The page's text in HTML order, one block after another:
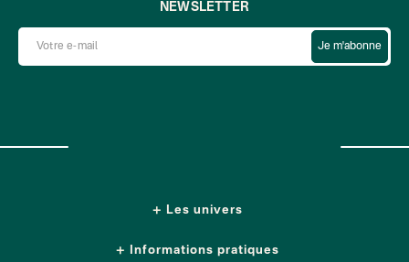
Les univers
Informations pratiques
NEWSLETTER
Je m'abonne